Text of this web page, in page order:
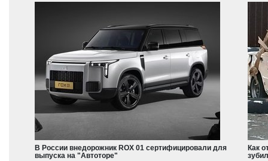
В России внедорожник ROX 01 сертифицировали для
выпуска на "Автоторе"
Как